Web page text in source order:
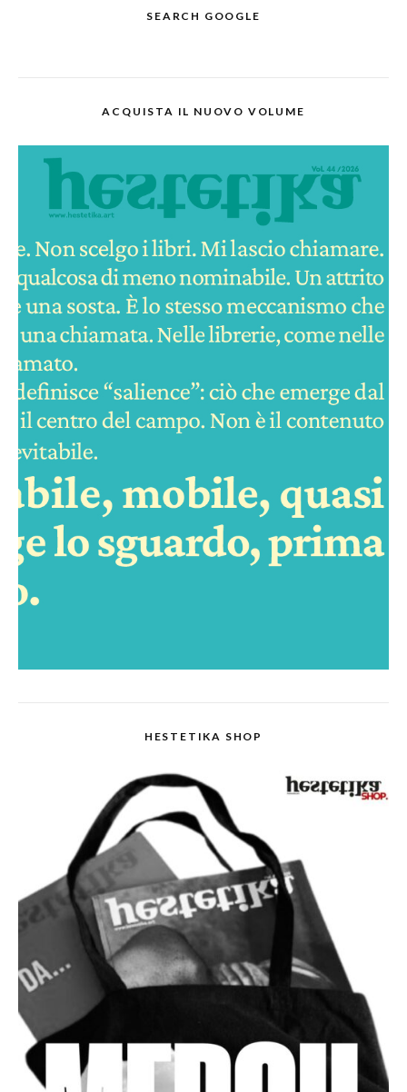
SEARCH GOOGLE
ACQUISTA IL NUOVO VOLUME
HESTETIKA SHOP